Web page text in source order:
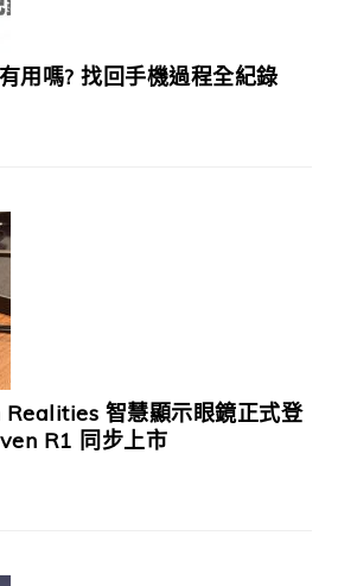
用嗎? 找回手機過程全紀錄
Realities 智慧顯示眼鏡正式登
R1 同步上市